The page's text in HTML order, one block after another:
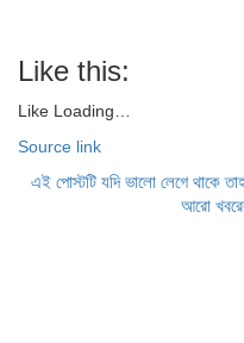
Like this:
Like Loading…
Source link
এই পোস্টটি যদি ভালো লেগে থাকে
আরো